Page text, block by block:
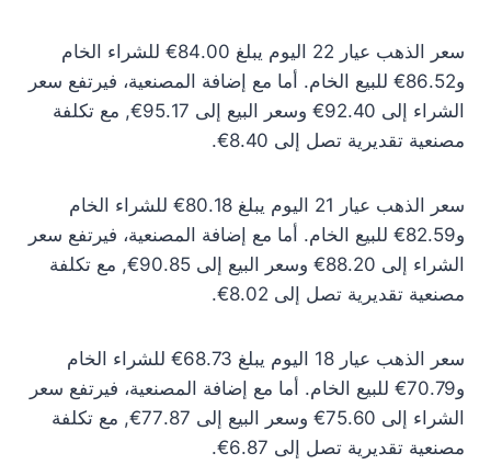
سعر الذهب عيار 22 اليوم يبلغ 84.00€ للشراء الخام
و86.52€ للبيع الخام. أما مع إضافة المصنعية، فيرتفع سعر
الشراء إلى 92.40€ وسعر البيع إلى 95.17€, مع تكلفة
مصنعية تقديرية تصل إلى 8.40€.
سعر الذهب عيار 21 اليوم يبلغ 80.18€ للشراء الخام
و82.59€ للبيع الخام. أما مع إضافة المصنعية، فيرتفع سعر
الشراء إلى 88.20€ وسعر البيع إلى 90.85€, مع تكلفة
مصنعية تقديرية تصل إلى 8.02€.
سعر الذهب عيار 18 اليوم يبلغ 68.73€ للشراء الخام
و70.79€ للبيع الخام. أما مع إضافة المصنعية، فيرتفع سعر
الشراء إلى 75.60€ وسعر البيع إلى 77.87€, مع تكلفة
مصنعية تقديرية تصل إلى 6.87€.